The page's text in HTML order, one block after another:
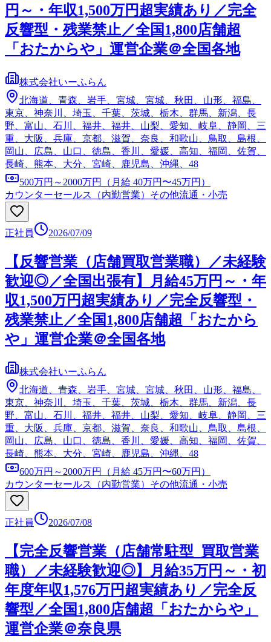
円～・年収1,500万円超実績あり／完全
反響型・残業禁止／全国1,800店舗超
「おたからや」運営企業＠全国各地
株式会社いーふらん
北海道、青森、岩手、宮城、宮城、秋田、山形、福島、
東京、神奈川、埼玉、千葉、茨城、栃木、群馬、新潟、長
野、富山、石川、福井、福井、山梨、愛知、岐阜、静岡、三
重、大阪、兵庫、京都、滋賀、奈良、和歌山、鳥取、島根、
岡山、広島、山口、徳島、香川、愛媛、高知、福岡、佐賀、
長崎、熊本、大分、宮崎、鹿児島、沖縄、48
500万円～2000万円（月給 40万円〜45万円）
カウンターセールス（内勤営業） その他流通・小売
正社員 2026/07/09
【反響営業（店舗買取営業職）／未経験
歓迎◎／全国出張有】月給45万円～・年
収1,500万円超実績あり／完全反響型・
残業禁止／全国1,800店舗超「おたから
や」運営企業＠全国各地
株式会社いーふらん
北海道、青森、岩手、宮城、宮城、秋田、山形、福島、
東京、神奈川、埼玉、千葉、茨城、栃木、群馬、新潟、長
野、富山、石川、福井、福井、山梨、愛知、岐阜、静岡、三
重、大阪、兵庫、京都、滋賀、奈良、和歌山、鳥取、島根、
岡山、広島、山口、徳島、香川、愛媛、高知、福岡、佐賀、
長崎、熊本、大分、宮崎、鹿児島、沖縄、48
600万円～2000万円（月給 45万円〜60万円）
カウンターセールス（内勤営業） その他流通・小売
正社員 2026/07/08
【完全反響営業（店舗常駐型_買取営業
職）／未経験歓迎◎】月給35万円～・初
年度年収1,576万円超実績あり／完全反
響型／全国1,800店舗超「おたからや」
運営企業＠奈良県